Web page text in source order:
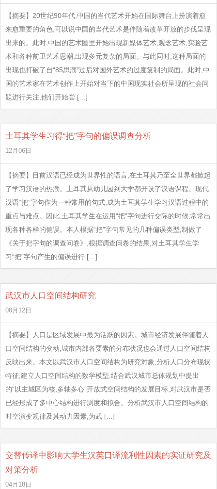
【摘要】20世纪90年代,中国的当代艺术开始在国际舞台上扮演着愈
来愈重要的角色,可以说中国的当代艺术是伴随着改革开放的步伐呈现
出来的。此时,中国的艺术圈里开始出现新媒体艺术,观念艺术,实验艺
术和各种前卫艺术思潮,出现多元复杂的局面。与此同时,这种局面的
出现也打破了自“85思潮”过后对国外艺术的过度复制的局面。此时,中
国的艺术家在艺术创作上开始对当下的中国现实社会所呈现的社会问
题进行关注,他们开始尝 […]
土耳其学生习得“把”字句的偏误调查分析
12月06日
【摘要】目前汉语已经成为世界性的语言,在土耳其乃至全世界都掀起
了学习汉语的热潮。土耳其从幼儿园到大学都开设了汉语课程。现代
汉语“把”字句作为一种常用的句式,成为土耳其学生学习汉语过程中的
重点与难点。因此,土耳其学生在运用“把”字句进行交际的时候,常常出
现各种各样的偏误。本人根据“把”字句常见的几种偏误类型,制做了
《关于把字句的调查问卷》,根据调查问卷的结果,对土耳其学生学
习“把”字句产生的偏误进行 […]
武汉市人口空间结构研究
08月12日
【摘要】人口是区域发展中最为活跃的因素。城市经济发展伴随着人
口空间结构的变动,城市内部各要素的分布状况也会通过人口空间结构
反映出来。本文以武汉市人口空间结构为研究对象,分析人口分布现状
特征,建立人口空间结构的数学模型,结合武汉城市总体规划中提出
的“以主城区为核,多轴多心”开放式空间结构的发展目标,对武汉市是否
已经形成了多中心结构进行测度和拟合。分析武汉市人口空间结构的
时空演变规律及其动力因素,为武 […]
交替传译中影响大学生汉英口译流利性因素的实证研究及
对策分析
04月18日